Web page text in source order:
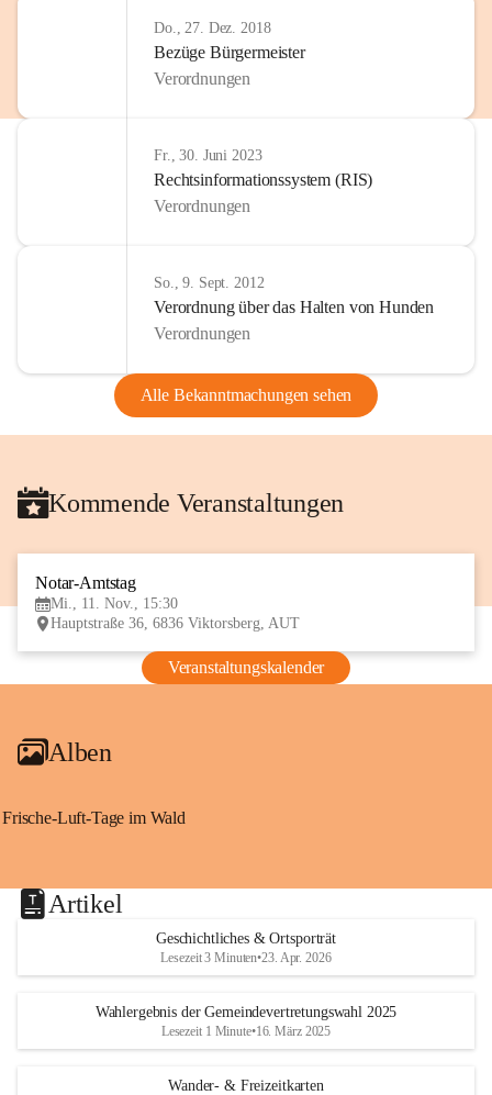
Do., 27. Dez. 2018
Bezüge Bürgermeister
Verordnungen
Fr., 30. Juni 2023
Rechtsinformationssystem (RIS)
Verordnungen
So., 9. Sept. 2012
Verordnung über das Halten von Hunden
Verordnungen
Alle Bekanntmachungen sehen
Kommende Veranstaltungen
Notar-Amtstag
Mi., 11. Nov., 15:30
Hauptstraße 36, 6836 Viktorsberg, AUT
Veranstaltungskalender
Alben
Frische-Luft-Tage im Wald
Artikel
Geschichtliches & Ortsporträt
Lesezeit 3 Minuten•23. Apr. 2026
Wahlergebnis der Gemeindevertretungswahl 2025
Lesezeit 1 Minute•16. März 2025
Wander- & Freizeitkarten